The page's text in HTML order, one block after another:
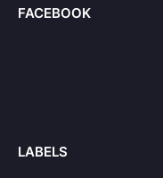
FACEBOOK
LABELS